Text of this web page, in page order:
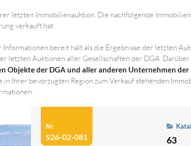
letzten Immobilienauktion. Die nachfolgende
verkauft hat.
Informationen bereit hält als die Ergebnisse der letzten
letzten Auktionen aller Gesellschaften der DGA.
Objekte der DGA und aller anderen Unternehmen der
Ihrer bevorzugten Region zum Verkauf stehenden
Nr.
S26-02-081 63